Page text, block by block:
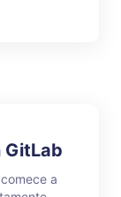
GitLab
a